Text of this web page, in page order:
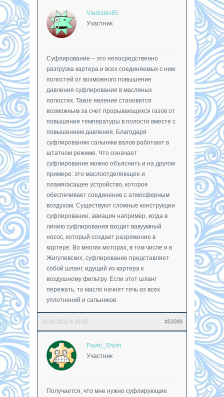
Vladislav85
Участник
Суфлирование – это непосредственно
разгрузка картера и всех соединяемых с ним
полостей от возможного повышение
давления суфлирования в масляных
полостях. Такое явление становится
возможным за счет прорывающихся газов от
повышения температуры в полости вместе с
повышением давления. Благодаря
суфлированию сальники валов работают в
штатном режиме. Что означает
суфлирование можно объяснить и на другом
примере: это маслоотделяющее и
пламягасащее устройство, которое
обеспечивает соединение с атмосферным
воздухом. Существуют сложные конструкции
суфлирование, авиация например, когда в
линию суфлирования входит вакуумный
носос, который создает разряжение в
картере. Во многих моторах, в том числе и в
Жигулевских, суфлирование представляет
собой шланг, идущий из картера к
воздушному фильтру. Если этот шланг
пережать, то масло начнет течь из всех
уплотнений и сальников.
15.09.2012 в 20:05 #53089
Pavel_Shirin
Участник
Получается, что мне нужно суфлирующие